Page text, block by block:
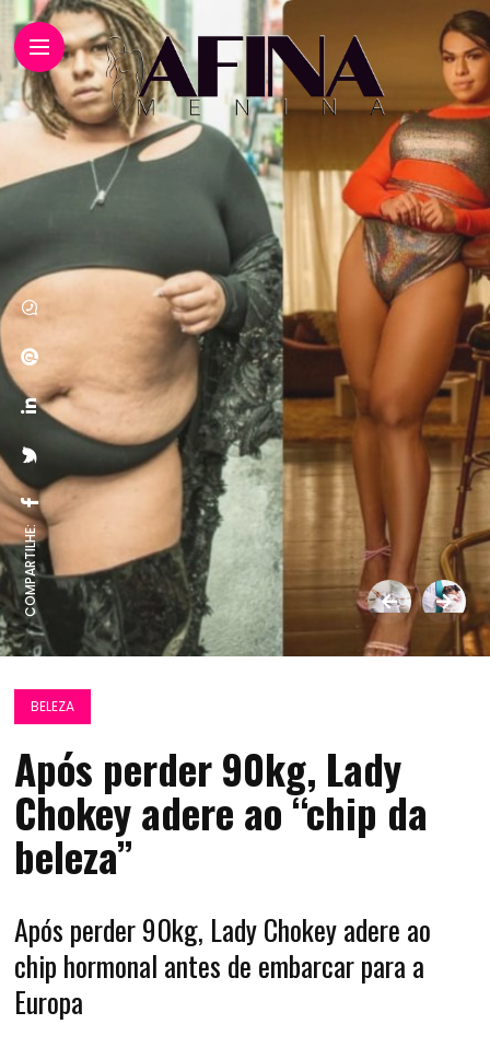
COMPARTILHE:
BELEZA
Após perder 90kg, Lady
Chokey adere ao “chip da
beleza”
Após perder 90kg, Lady Chokey adere ao
chip hormonal antes de embarcar para a
Europa